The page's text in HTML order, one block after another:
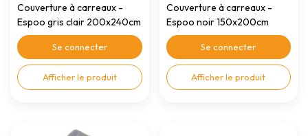
Couverture à carreaux -
Espoo gris clair 200x240cm
Se connecter
Afficher le produit
Couverture à carreaux -
Espoo noir 150x200cm
Se connecter
Afficher le produit